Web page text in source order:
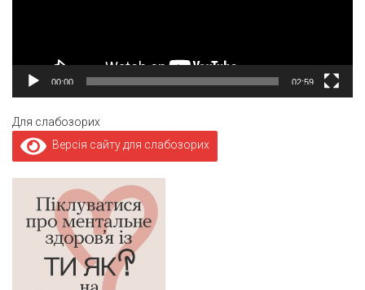
00:00 02:59
Для слабозорих
Версія сайту для слабозорих